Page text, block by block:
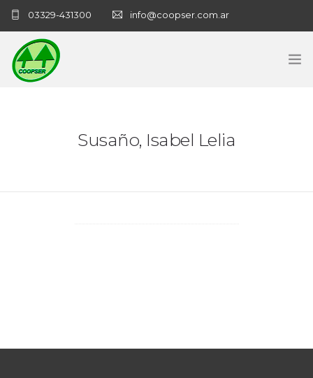
03329-431300 info@coopser.com.ar
COOPERATIVASusaño, Isabel Lelia